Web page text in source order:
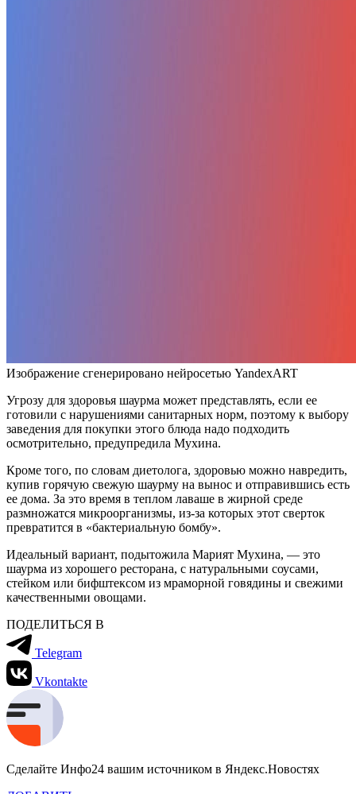
Изображение сгенерировано нейросетью YandexART
Угрозу для здоровья шаурма может представлять, если ее
готовили с нарушениями санитарных норм, поэтому к выбору
заведения для покупки этого блюда надо подходить
осмотрительно, предупредила Мухина.
Кроме того, по словам диетолога, здоровью можно навредить,
купив горячую свежую шаурму на вынос и отправившись есть
ее дома. За это время в теплом лаваше в жирной среде
размножатся микроорганизмы, из-за которых этот сверток
превратится в «бактериальную бомбу».
Идеальный вариант, подытожила Марият Мухина, — это
шаурма из хорошего ресторана, с натуральными соусами,
стейком или бифштексом из мраморной говядины и свежими
качественными овощами.
ПОДЕЛИТЬСЯ В
Telegram
Vkontakte
Сделайте Инфо24 вашим источником в Яндекс.Новостях